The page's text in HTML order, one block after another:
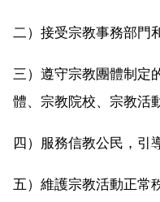
二）接受宗教事務部門
三）遵守宗教團體制定
體、宗教院校、宗教活
四）服務信教公民，引
五）維護宗教活動正常